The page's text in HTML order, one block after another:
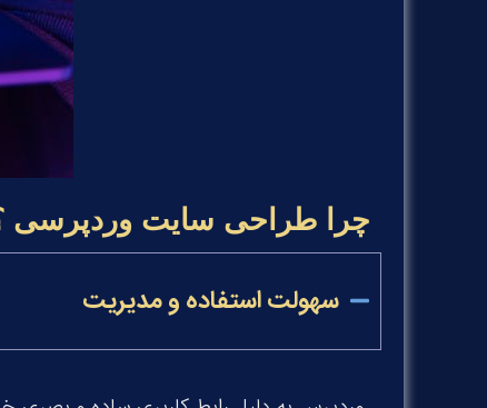
چرا طراحی سایت وردپرسی
سهولت استفاده و مدیریت